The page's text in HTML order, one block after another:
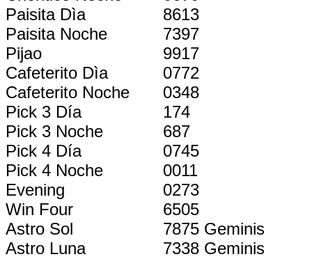
Paisita Dìa
8613
Paisita Noche
7397
Pijao
9917
Cafeterito Dìa
0772
Cafeterito Noche
0348
Pick 3 Día
174
Pick 3 Noche
687
Pick 4 Día
0745
Pick 4 Noche
0011
Evening
0273
Win Four
6505
Astro Sol
7875 Geminis
Astro Luna
7338 Geminis